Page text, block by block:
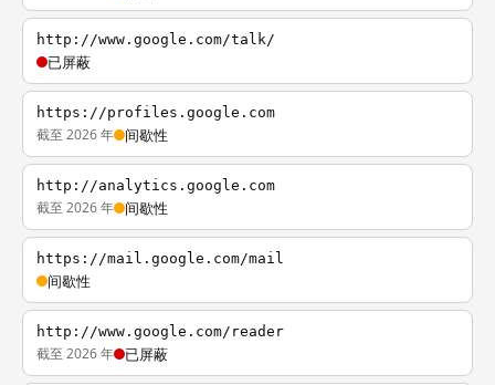
http://www.google.com/talk/
已屏蔽
https://profiles.google.com
截至 2026 年 间歇性
http://analytics.google.com
截至 2026 年 间歇性
https://mail.google.com/mail
间歇性
http://www.google.com/reader
截至 2026 年 已屏蔽